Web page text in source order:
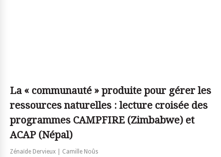
La « communauté » produite pour gérer les
ressources naturelles : lecture croisée des
programmes CAMPFIRE (Zimbabwe) et
ACAP (Népal)
Zénaïde Dervieux | Camille Noûs